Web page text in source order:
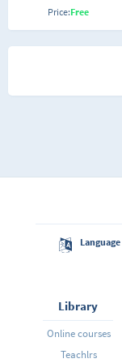
Price:Free
Language
Library
Online courses
Teachlrs